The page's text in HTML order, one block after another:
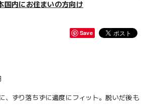
国内にお住まいの方向け
Save
、ずり落ちずに適度にフィット。脱いだ後も